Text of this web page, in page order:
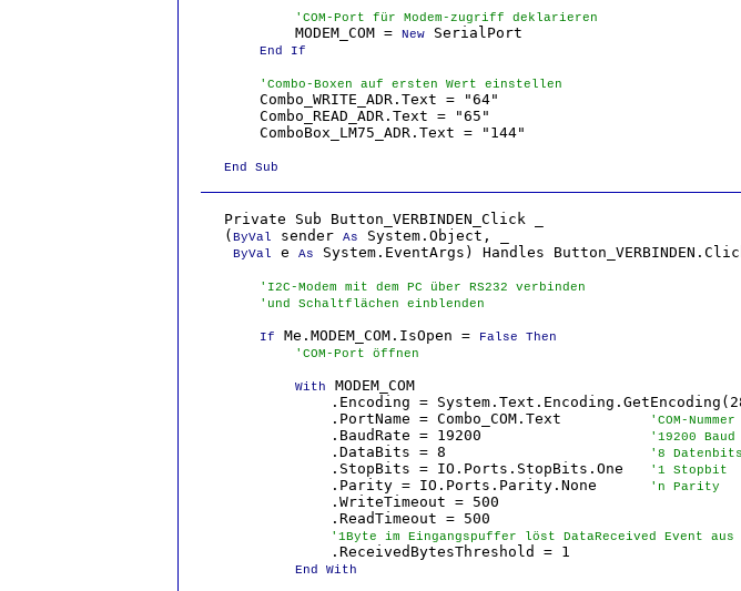
'COM-Port für Modem-zugriff deklarieren
            MODEM_COM =
New SerialPort
End If
'Combo-Boxen auf ersten Wert einstellen
        Combo_WRITE_ADR.Text = "64"
        Combo_READ_ADR.Text = "65"
        ComboBox_LM75_ADR.Text = "144"
End Sub
    Private Sub Button_VERBINDEN_Click _
    (
ByVal sender As System.Object, _
ByVal e As System.EventArgs) Handles
'I2C-Modem mit dem PC über RS232 verbinden
'und Schaltflächen einblenden
If Me.MODEM_COM.IsOpen =
False Then
'COM-Port öffnen
With
MODEM_COM
.Encoding =
                .PortName = Combo_COM.Text
'COM-Nummer
                .BaudRate = 19200
'19200 Baud
                .DataBits = 8
'8 Datenbits
                .StopBits = IO.Ports.StopBits.One
'1 Stopbit
                .Parity = IO.Ports.Parity.None
'n Parity
                .WriteTimeout = 500
                .ReadTimeout = 500
'1Byte im Eingangspuffer löst DataReceived Event aus
                .ReceivedBytesThreshold = 1
End With